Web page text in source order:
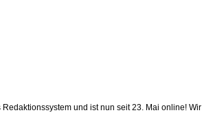
und ist nun seit 23. Mai online!